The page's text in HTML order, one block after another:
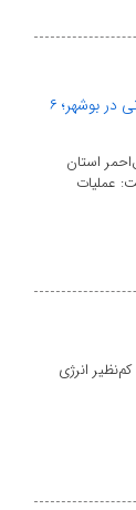
انفجار ساختمان مسکونی در بوشهر؛ ۶
استان
عملیات
انرژی